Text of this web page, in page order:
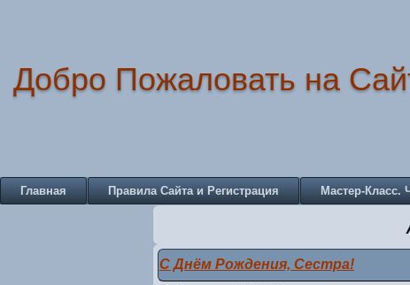
Добро Пожаловать на
Главная Правила Сайта и Регистрация Мастер-
С Днём Рождения, Сестра!